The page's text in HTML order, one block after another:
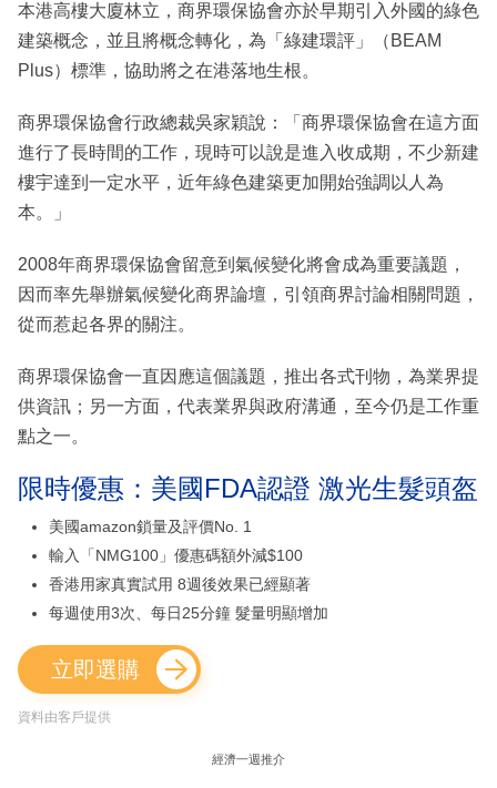
本港高樓大廈林立，商界環保協會亦於早期引入外國的綠色
建築概念，並且將概念轉化，為「綠建環評」（BEAM
Plus）標準，協助將之在港落地生根。
商界環保協會行政總裁吳家穎說：「商界環保協會在這方面
進行了長時間的工作，現時可以說是進入收成期，不少新建
樓宇達到一定水平，近年綠色建築更加開始強調以人為
本。」
2008年商界環保協會留意到氣候變化將會成為重要議題，
因而率先舉辦氣候變化商界論壇，引領商界討論相關問題，
從而惹起各界的關注。
商界環保協會一直因應這個議題，推出各式刊物，為業界提
供資訊；另一方面，代表業界與政府溝通，至今仍是工作重
點之一。
限時優惠：美國FDA認證 激光生髮頭盔
美國amazon鎖量及評價No. 1
輸入「NMG100」優惠碼額外減$100
香港用家真實試用 8週後效果已經顯著
每週使用3次、每日25分鐘 髮量明顯增加
立即選購
資料由客戶提供
經濟一週推介